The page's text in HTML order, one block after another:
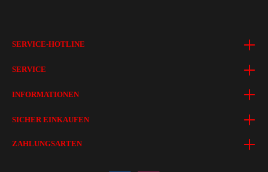
SERVICE-HOTLINE
SERVICE
INFORMATIONEN
SICHER EINKAUFEN
ZAHLUNGSARTEN